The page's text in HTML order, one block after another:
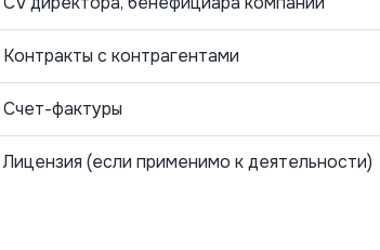
Контракты с контрагентами
Счет-фактуры
Лицензия (если применимо к деятельности)